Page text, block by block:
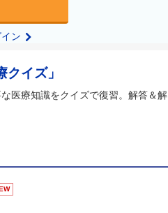
ン
イズ」
医療知識をクイズで復習。解答＆解